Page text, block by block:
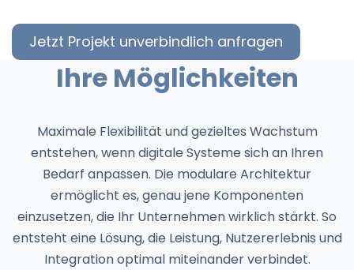
Jetzt Projekt unverbindlich anfragen
Ihre Möglichkeiten
Maximale Flexibilität und gezieltes Wachstum
entstehen, wenn digitale Systeme sich an Ihren
Bedarf anpassen. Die modulare Architektur
ermöglicht es, genau jene Komponenten
einzusetzen, die Ihr Unternehmen wirklich stärkt. So
entsteht eine Lösung, die Leistung, Nutzererlebnis und
Integration optimal miteinander verbindet.